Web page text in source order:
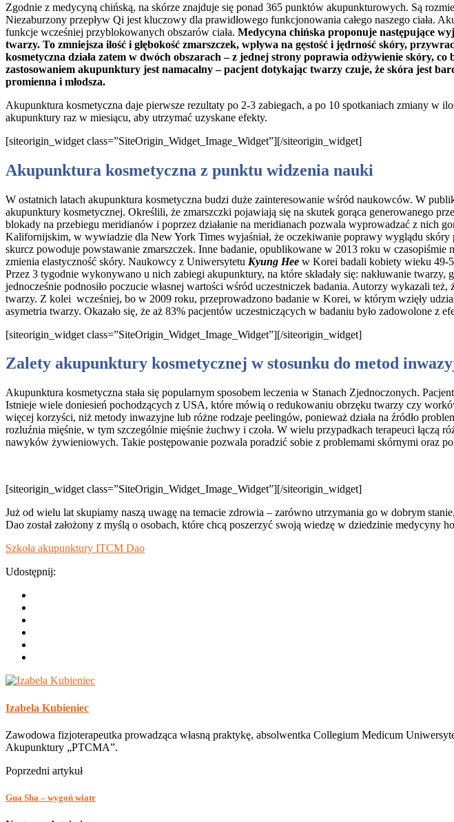
Zgodnie z medycyną chińską, na skórze znajduje się ponad 365 punktów akupunkturowych. Są
Niezaburzony przepływ Qi jest kluczowy dla prawidłowego funkcjonowania całego naszego ciała.
funkcje wcześniej przyblokowanych obszarów ciała. Medycyna chińska proponuje następujące
twarzy. To zmniejsza ilość i głębokość zmarszczek, wpływa na gęstość i jędrność skóry,
kosmetyczna działa zatem w dwóch obszarach – z jednej strony poprawia odżywienie skóry,
zastosowaniem akupunktury jest namacalny – pacjent dotykając twarzy czuje, że skóra jest
promienna i młodsza.
Akupunktura kosmetyczna daje pierwsze rezultaty po 2-3 zabiegach, a po 10 spotkaniach zmiany w
akupunktury raz w miesiącu, aby utrzymać uzyskane efekty.
[siteorigin_widget class=”SiteOrigin_Widget_Image_Widget”][/siteorigin_widget]
Akupunktura kosmetyczna z punktu widzenia nauki
W ostatnich latach akupunktura kosmetyczna budzi duże zainteresowanie wśród naukowców. W
akupunktury kosmetycznej. Określili, że zmarszczki pojawiają się na skutek gorąca generowanego
blokady na przebiegu meridianów i poprzez działanie na meridianach pozwala wyprowadzać z nich
Kalifornijskim, w wywiadzie dla New York Times wyjaśniał, że oczekiwanie poprawy wyglądu skóry
skurcz powoduje powstawanie zmarszczek. Inne badanie, opublikowane w 2013 roku w czasopiśmie
zmienia elastyczność skóry. Naukowcy z Uniwersytetu Kyung Hee w Korei badali kobiety wieku 49-
Przez 3 tygodnie wykonywano u nich zabiegi akupunktury, na które składały się: nakłuwanie
jednocześnie podnosiło poczucie własnej wartości wśród uczestniczek badania. Autorzy wykazali
twarzy. Z kolei wcześniej, bo w 2009 roku, przeprowadzono badanie w Korei, w którym wzięły
asymetria twarzy. Okazało się, że aż 83% pacjentów uczestniczących w badaniu było zadowolone z
[siteorigin_widget class=”SiteOrigin_Widget_Image_Widget”][/siteorigin_widget]
Zalety akupunktury kosmetycznej w stosunku do metod
Akupunktura kosmetyczna stała się popularnym sposobem leczenia w Stanach Zjednoczonych.
Istnieje wiele doniesień pochodzących z USA, które mówią o redukowaniu obrzęku twarzy czy
więcej korzyści, niż metody inwazyjne lub różne rodzaje peelingów, ponieważ działa na źródło
rozluźnia mięśnie, w tym szczególnie mięśnie żuchwy i czoła. W wielu przypadkach terapeuci łączą
nawyków żywieniowych. Takie postępowanie pozwala poradzić sobie z problemami skórnymi oraz
[siteorigin_widget class=”SiteOrigin_Widget_Image_Widget”][/siteorigin_widget]
Już od wielu lat skupiamy naszą uwagę na temacie zdrowia – zarówno utrzymania go w dobrym
Dao został założony z myślą o osobach, które chcą poszerzyć swoją wiedzę w dziedzinie
Szkoła akupunktury ITCM Dao
Udostępnij:
Izabela Kubieniec
Zawodowa fizjoterapeutka prowadząca własną praktykę, absolwentka Collegium Medicum
Akupunktury „PTCMA”.
Poprzedni artykuł
Gua Sha – wygoń wiatr